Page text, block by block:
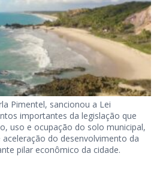
Pimentel, sancionou a Lei
importantes da legislação que
uso e ocupação do solo municipal,
do desenvolvimento da
pilar econômico da cidade.